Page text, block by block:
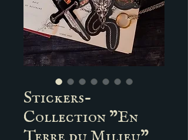
Stickers-
Collection "En